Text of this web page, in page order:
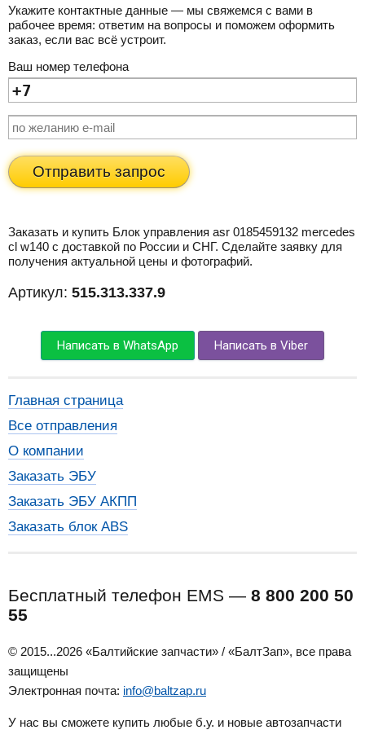
Укажите контактные данные — мы свяжемся с вами в
рабочее время: ответим на вопросы и поможем оформить
заказ, если вас всё устроит.
Ваш номер телефона
Отправить запрос
Заказать и купить Блок управления asr 0185459132 mercedes
cl w140 с доставкой по России и СНГ. Сделайте заявку для
получения актуальной цены и фотографий.
Артикул: 515.313.337.9
Написать в WhatsApp Написать в Viber
Главная страница
Все отправления
О компании
Заказать ЭБУ
Заказать ЭБУ АКПП
Заказать блок ABS
Бесплатный телефон EMS — 8 800 200 50
55
© 2015...2026 «Балтийские запчасти» / «БалтЗап», все права
защищены
Электронная почта: info@baltzap.ru
У нас вы сможете купить любые б.у. и новые автозапчасти